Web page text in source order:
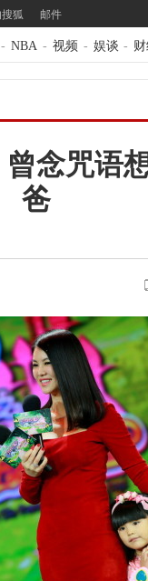
狐 邮件
- NBA - 视频 - 娱谈 -
念咒语
爸